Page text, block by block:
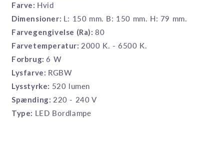
Farve: Hvid
Dimensioner: L: 150 mm. B: 150 mm. H: 79 mm.
Farvegengivelse (Ra):80
Farvetemperatur: 2000 K. - 6500 K.
Forbrug:6 W
Lysfarve: RGBW
Lysstyrke: 520 lumen
Spænding: 220 - 240 V
Type: LED Bordlampe